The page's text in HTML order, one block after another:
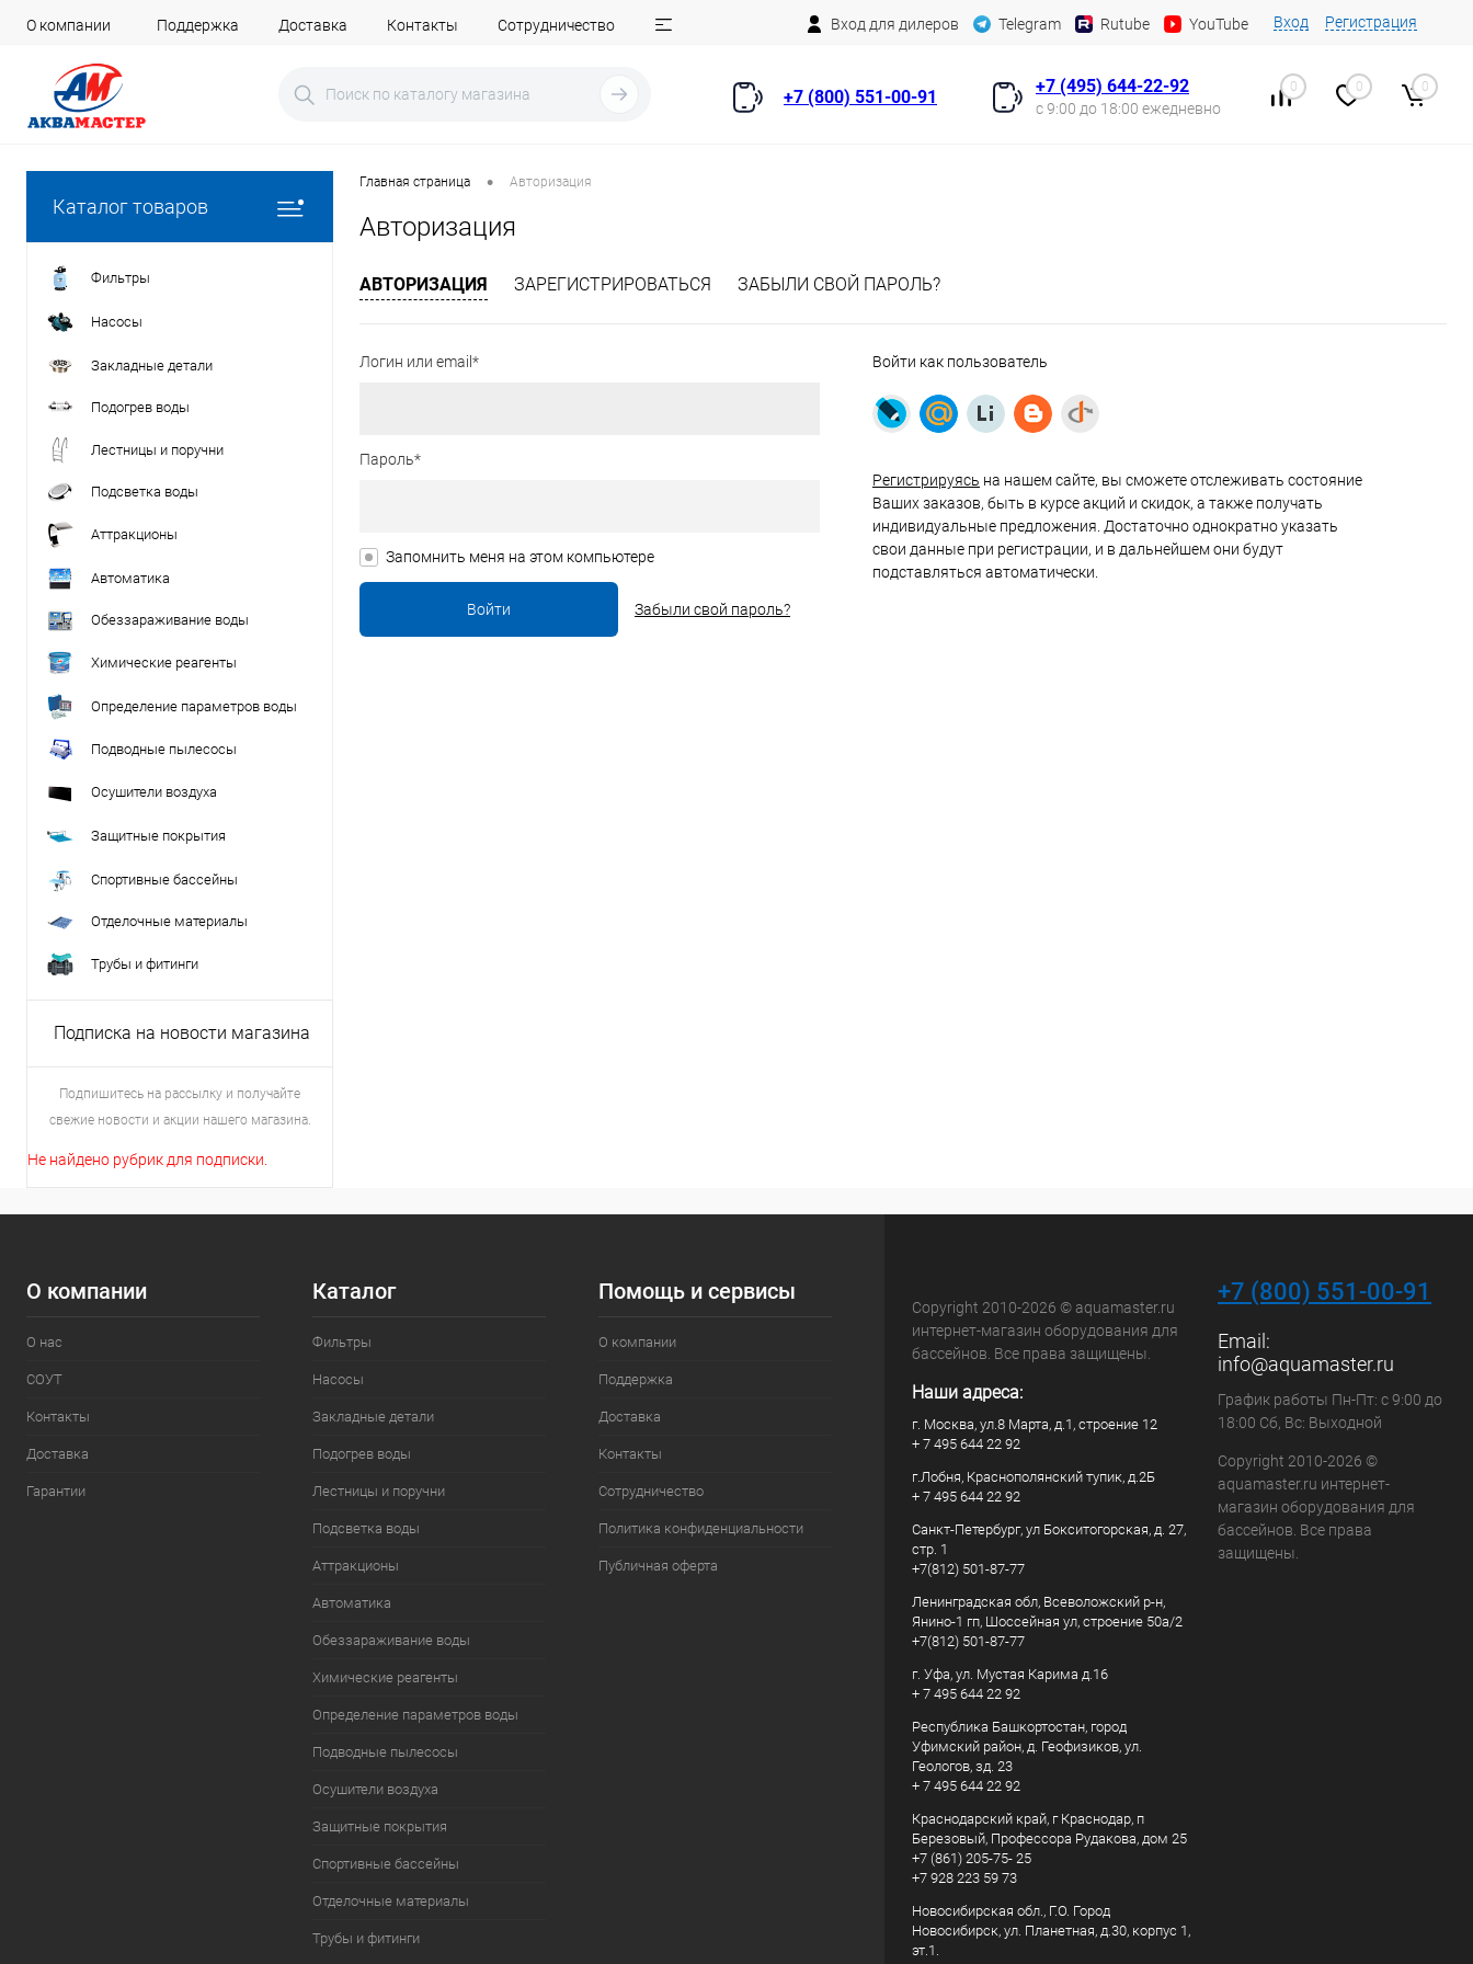
О компании Поддержка Доставка Контакты Сотрудничество Вход для дилеров Telegram Rutube YouTube Вход Регистрация
+7 (800) 551-00-91
+7 (495) 644-22-92
с 9:00 до 18:00 ежедневно
0 0 0
Каталог товаров
Фильтры
Насосы
Закладные детали
Подогрев воды
Лестницы и поручни
Подсветка воды
Аттракционы
Автоматика
Обеззараживание воды
Химические реагенты
Определение параметров воды
Подводные пылесосы
Осушители воздуха
Защитные покрытия
Спортивные бассейны
Отделочные материалы
Трубы и фитинги
Подписка на новости магазина
Подпишитесь на рассылку и получайте
свежие новости и акции нашего магазина.
Не найдено рубрик для подписки.
Главная страница • Авторизация
Авторизация
АВТОРИЗАЦИЯ ЗАРЕГИСТРИРОВАТЬСЯ ЗАБЫЛИ СВОЙ ПАРОЛЬ?
Логин или email*
Пароль*
Запомнить меня на этом компьютере
Забыли свой пароль?
Войти как пользователь
Регистрируясь на нашем сайте, вы сможете отслеживать состояние
Ваших заказов, быть в курсе акций и скидок, а также получать
индивидуальные предложения. Достаточно однократно указать
свои данные при регистрации, и в дальнейшем они будут
подставляться автоматически.
О компании
О нас
СОУТ
Контакты
Доставка
Гарантии
Каталог
Фильтры
Насосы
Закладные детали
Подогрев воды
Лестницы и поручни
Подсветка воды
Аттракционы
Автоматика
Обеззараживание воды
Химические реагенты
Определение параметров воды
Подводные пылесосы
Осушители воздуха
Защитные покрытия
Спортивные бассейны
Отделочные материалы
Трубы и фитинги
Помощь и сервисы
О компании
Поддержка
Доставка
Контакты
Сотрудничество
Политика конфиденциальности
Публичная оферта
Copyright 2010-2026 © aquamaster.ru
интернет-магазин оборудования для
бассейнов. Все права защищены.
Наши адреса:
г. Москва, ул.8 Марта, д.1, строение 12
+ 7 495 644 22 92
г.Лобня, Краснополянский тупик, д.2Б
+ 7 495 644 22 92
Санкт-Петербург, ул Бокситогорская, д. 27,
стр. 1
+7(812) 501-87-77
Ленинградская обл, Всеволожский р-н,
Янино-1 гп, Шоссейная ул, строение 50а/2
+7(812) 501-87-77
г. Уфа, ул. Мустая Карима д.16
+ 7 495 644 22 92
Республика Башкортостан, город
Уфимский район, д. Геофизиков, ул.
Геологов, зд. 23
+ 7 495 644 22 92
Краснодарский край, г Краснодар, п
Березовый, Профессора Рудакова, дом 25
+7 (861) 205-75- 25
+7 928 223 59 73
Новосибирская обл., Г.О. Город
Новосибирск, ул. Планетная, д.30, корпус 1,
эт.1.
+7 (800) 551-00-91
Email:
info@aquamaster.ru
График работы Пн-Пт: с 9:00 до
18:00 Сб, Вс: Выходной
Copyright 2010-2026 ©
aquamaster.ru интернет-
магазин оборудования для
бассейнов. Все права
защищены.